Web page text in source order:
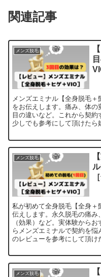
関連記事
メンズ脱毛
メンズエミナル【全身脱毛
をお伝えします。痛み、体の
目の違いなど。これから契
少しでも参考にして頂けたら
メンズ脱毛
私が初めて全身脱毛【全身
伝えします。永久脱毛の痛
（効果）など。実体験から
らメンズエミナルで契約を
のレビューを参考にして頂け
メンズ脱毛